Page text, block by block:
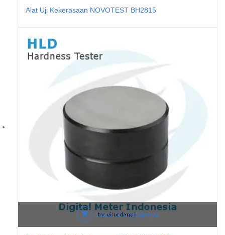
Alat Uji Kekerasaan NOVOTEST BH2815
Baca selengkapnya